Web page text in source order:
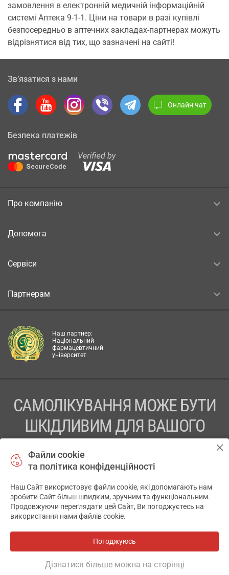
замовлення в електронній медичній інформаційній
системі Аптека 9-1-1. Ціни на товари в разі купівлі
безпосередньо в аптечних закладах-партнерах можуть
відрізнятися від тих, що зазначені на сайті!
Зв’язатися з нами
Онлайн чат
Безпека платежів
Про компанію
Допомога
Сервіси
Партнерам
Наш партнер:
Національний
фармацевтичний
університет
САМОЛІКУВАННЯ МОЖЕ БУТИ
ШКІДЛИВИМ ДЛЯ ВАШОГО
ПЕРЕД ЗАСТОСУВАННЯМ ПРЕПАРАТУ ПРОКОНСУЛЬТУЙТЕСЬ
ТОВ «АПТЕКА 911.ЮА» Код ЄДРПОУ 43631965.
Відмова від відповідальності
© 2014-2026. Медична інформаційна система АПТЕКА911.ЮА
Файли cookie
та політика конфіденційності
Наш Сайт використовує файли cookie, які допомагають нам
зробити Сайт більш швидким, зручним та функціональним.
Продовжуючи переглядати цей Сайт, Ви погоджуєтесь на
використання нами файлів cookie.
Погоджуюсь
Дізнатися більше можна на сторінці
✕